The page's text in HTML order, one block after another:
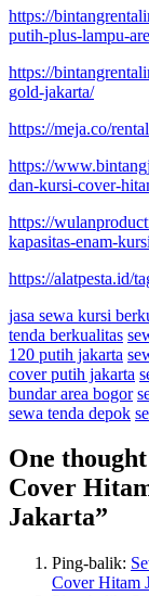
https://
putih-plus-lampu-
https://
gold-jakarta/
https://meja.co/
https://
dan-kursi-cover-
https://
kapasitas-enam-
https://alatpesta.id/
jasa sewa kursi
tenda berkualitas
120 putih jakarta
cover putih jakarta
bundar area bogor
sewa tenda depok
One
Cover
Jakarta”
Ping-balik:
Cover Hitam